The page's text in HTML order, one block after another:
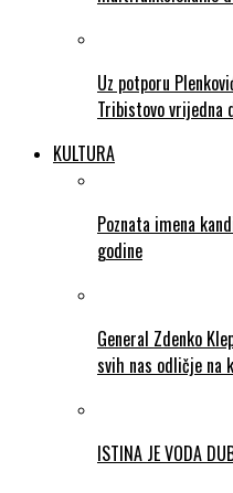
Uz potporu
Tribistovo vrijedna
KULTURA
Poznata imena
godine
General Zdenko
svih nas odličje na
ISTINA JE VODA